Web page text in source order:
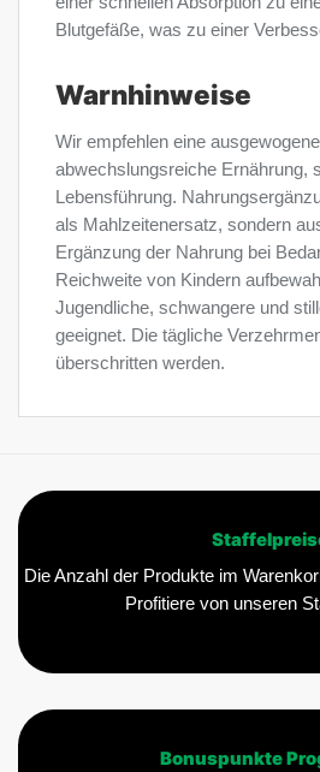
Blutgefäße, was zu einer
Warnhinweise
Wir empfehlen eine
abwechslungsreiche Ernährung,
Lebensführung.
als Mahlzeitenersatz, sondern
Ergänzung der Nahrung bei
Reichweite von Kindern
Jugendliche, schwangere und
geeignet. Die tägliche
überschritten werden.
Die Anzahl der Produkte im
Profitiere von unseren
Bonuspunkte